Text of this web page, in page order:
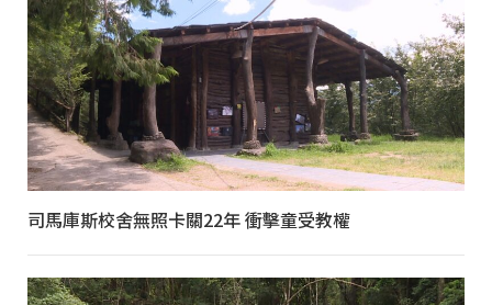
司馬庫斯校舍無照卡關22年 衝擊童受教權